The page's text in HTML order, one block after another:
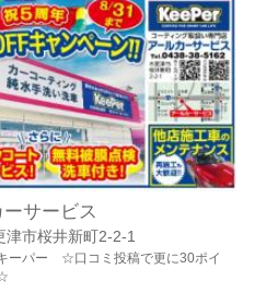
サービス
津市桜井新町2-2-1
ーパー ☆口コミ投稿で更に30ポイ